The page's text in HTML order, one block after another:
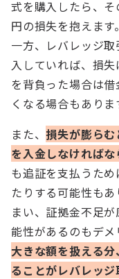
式を購入したら、
円の損失を抱えます。
一方、レバレッジ
入していれば、損
を背負った場合は
くなる場合もありま
また、損失が膨ら
を入金しなければな
も追証を支払うた
たりする可能性も
まい、証拠金不足
能性があるのもデメ
大きな額を扱える
ることがレバレッジ